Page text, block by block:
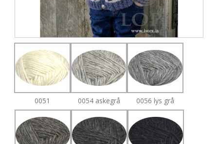
0051 0054 askegrå 0056 lys grå